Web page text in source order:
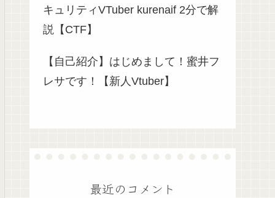
キュリティVTuber kurenaif 2分で解
説【CTF】
【自己紹介】はじめまして！蜜井フ
レサです！【新人Vtuber】
最近のコメント